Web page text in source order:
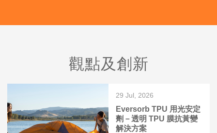
觀點及創新
29 Jul, 2026
Eversorb TPU 用光安定
劑－透明 TPU 膜抗黃變
解決方案